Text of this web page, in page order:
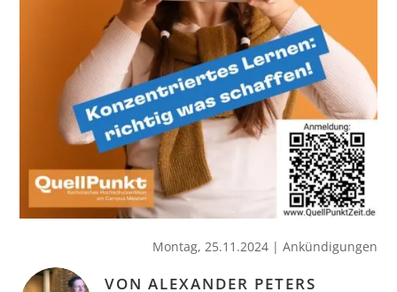
Montag, 25.11.2024| Ankündigungen
VON ALEXANDER PETERS